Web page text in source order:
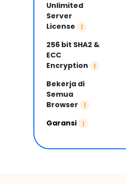
Unlimited
Server
License
256 bit SHA2 &
ECC
Encryption
Bekerja di
Semua
Browser
Garansi